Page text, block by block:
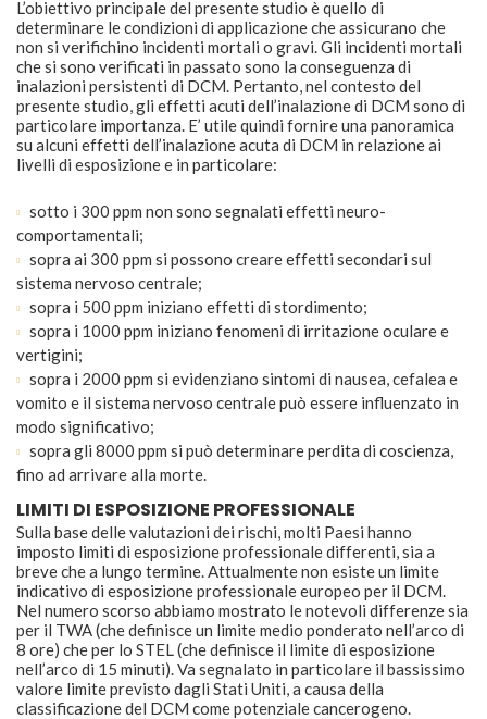
L’obiettivo principale del presente studio è quello di
determinare le condizioni di applicazione che assicurano che
non si verifichino incidenti mortali o gravi. Gli incidenti mortali
che si sono verificati in passato sono la conseguenza di
inalazioni persistenti di DCM. Pertanto, nel contesto del
presente studio, gli effetti acuti dell’inalazione di DCM sono di
particolare importanza. E’ utile quindi fornire una panoramica
su alcuni effetti dell’inalazione acuta di DCM in relazione ai
livelli di esposizione e in particolare:
sotto i 300 ppm non sono segnalati effetti neuro-
comportamentali;
sopra ai 300 ppm si possono creare effetti secondari sul
sistema nervoso centrale;
sopra i 500 ppm iniziano effetti di stordimento;
sopra i 1000 ppm iniziano fenomeni di irritazione oculare e
vertigini;
sopra i 2000 ppm si evidenziano sintomi di nausea, cefalea e
vomito e il sistema nervoso centrale può essere influenzato in
modo significativo;
sopra gli 8000 ppm si può determinare perdita di coscienza,
fino ad arrivare alla morte.
LIMITI DI ESPOSIZIONE PROFESSIONALE
Sulla base delle valutazioni dei rischi, molti Paesi hanno
imposto limiti di esposizione professionale differenti, sia a
breve che a lungo termine. Attualmente non esiste un limite
indicativo di esposizione professionale europeo per il DCM.
Nel numero scorso abbiamo mostrato le notevoli differenze sia
per il TWA (che definisce un limite medio ponderato nell’arco di
8 ore) che per lo STEL (che definisce il limite di esposizione
nell’arco di 15 minuti). Va segnalato in particolare il bassissimo
valore limite previsto dagli Stati Uniti, a causa della
classificazione del DCM come potenziale cancerogeno.